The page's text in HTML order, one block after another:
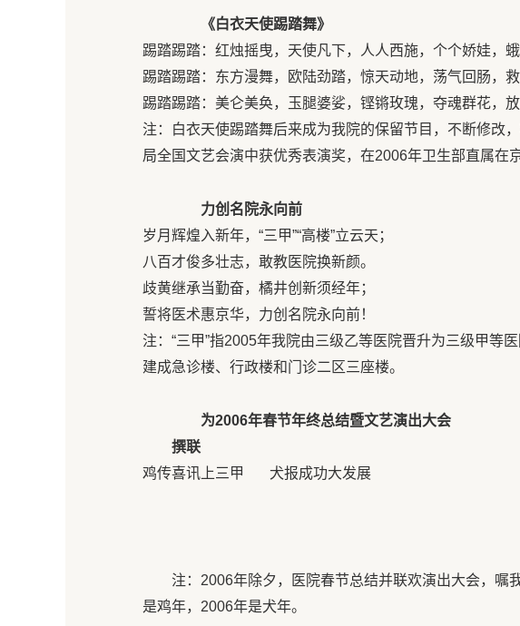
《白衣天使踢踏舞》
踢踏踢踏：红烛摇曳，天使凡下，人人西施，个个娇娃，蛾
踢踏踢踏：东方漫舞，欧陆劲踏，惊天动地，荡气回肠，救
踢踏踢踏：美仑美奂，玉腿婆娑，铿锵玫瑰，夺魂群花，放
注：白衣天使踢踏舞后来成为我院的保留节目，不断修改
局全国文艺会演中获优秀表演奖，在2006年卫生部直属在
力创名院永向前
岁月辉煌入新年，“三甲”“高楼”立云天；
八百才俊多壮志，敢教医院换新颜。
歧黄继承当勤奋，橘井创新须经年；
誓将医术惠京华，力创名院永向前！
注：“三甲”指2005年我院由三级乙等医院晋升为三级甲等
建成急诊楼、行政楼和门诊二区三座楼。
为2006年春节年终总结暨文艺演出大会
撰联
鸡传喜讯上三甲 犬报成功大发展
注：2006年除夕，医院春节总结并联欢演出大会，嘱
是鸡年，2006年是犬年。